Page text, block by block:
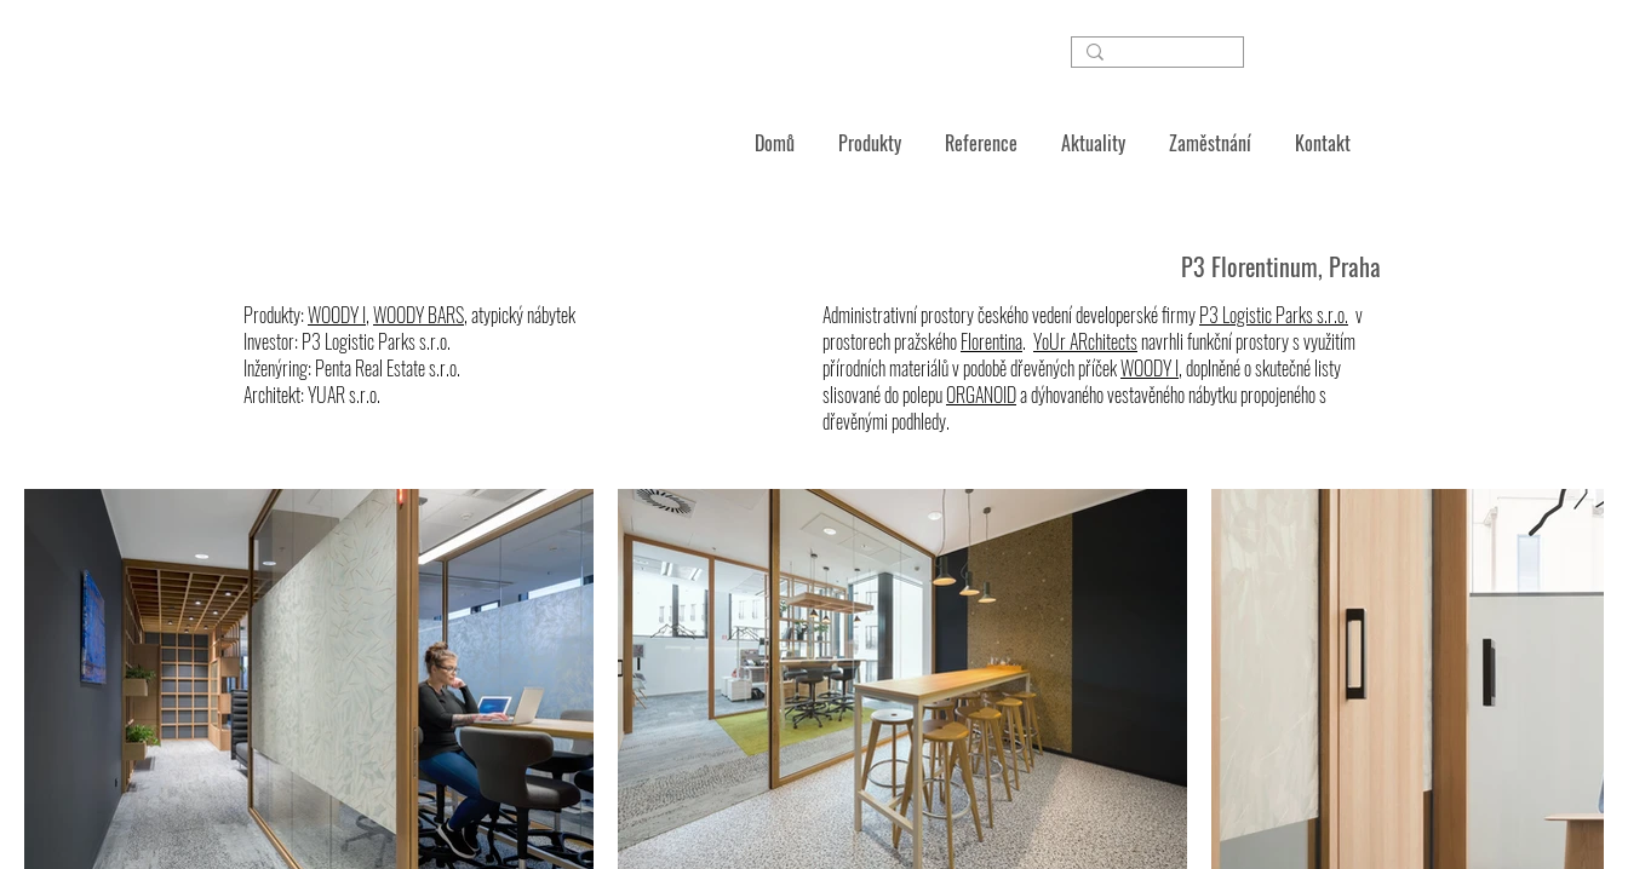
Domů Produkty Reference Aktuality Zaměstnání Kontakt
P3 Florentinum, Praha
Produkty:WOODY I,WOODY BARS, atypický nábytek
Investor: P3 Logistic Parks s.r.o.
Inženýring: Penta Real Estate s.r.o.
Architekt: YUAR s.r.o.
Administrativní prostory českého vedení developerské firmyP3 Logistic Parks s.r.o. v
prostorech pražskéhoFlorentina. YoUr ARchitectsnavrhli funkční prostory s využitím
přírodních materiálů v podobě dřevěných příčekWOODY I, doplněné o skutečné listy
slisované do polepuORGANOIDa dýhovaného vestavěného nábytku propojeného s
dřevěnými podhledy.